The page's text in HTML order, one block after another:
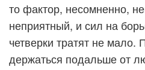
то фактор, несомненно,
неприятный, и сил на
четверки тратят не мало.
держаться подальше от